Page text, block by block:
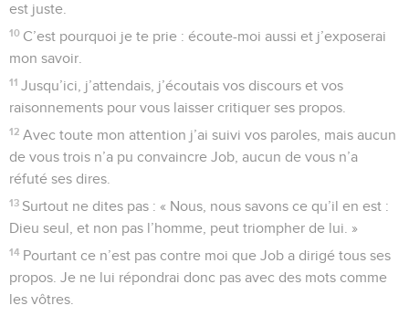
est juste.
10 C’est pourquoi je te prie : écoute-moi aussi et j’exposerai
mon savoir.
11 Jusqu’ici, j’attendais, j’écoutais vos discours et vos
raisonnements pour vous laisser critiquer ses propos.
12 Avec toute mon attention j’ai suivi vos paroles, mais aucun
de vous trois n’a pu convaincre Job, aucun de vous n’a
réfuté ses dires.
13 Surtout ne dites pas : « Nous, nous savons ce qu’il en est :
Dieu seul, et non pas l’homme, peut triompher de lui. »
14 Pourtant ce n’est pas contre moi que Job a dirigé tous ses
propos. Je ne lui répondrai donc pas avec des mots comme
les vôtres.